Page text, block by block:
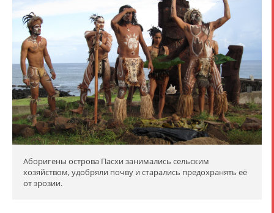
Аборигены острова Пасхи занимались сельским
хозяйством, удобряли почву и старались предохранять её
от эрозии.